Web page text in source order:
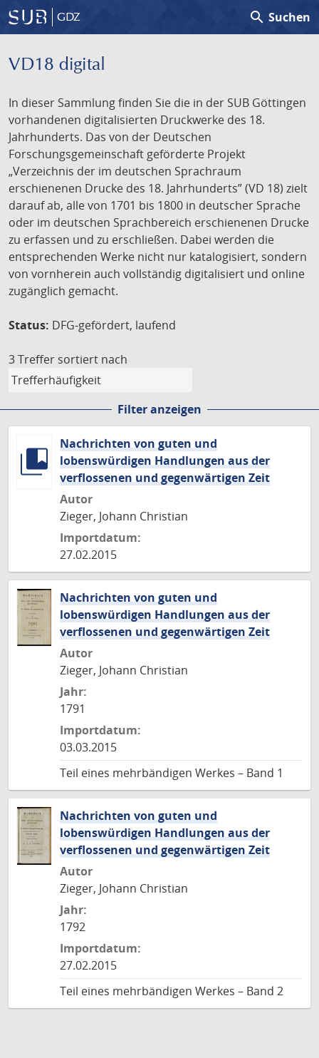
GDZ search Suchen
VD18 digital
In dieser Sammlung finden Sie die in der SUB Göttingen
vorhandenen digitalisierten Druckwerke des 18.
Jahrhunderts. Das von der Deutschen
Forschungsgemeinschaft geförderte Projekt
„Verzeichnis der im deutschen Sprachraum
erschienenen Drucke des 18. Jahrhunderts” (VD 18) zielt
darauf ab, alle von 1701 bis 1800 in deutscher Sprache
oder im deutschen Sprachbereich erschienenen Drucke
zu erfassen und zu erschließen. Dabei werden die
entsprechenden Werke nicht nur katalogisiert, sondern
von vornherein auch vollständig digitalisiert und online
zugänglich gemacht.
Status: DFG-gefördert, laufend
3 Treffer sortiert nach
Filter anzeigen
Nachrichten von guten und
lobenswürdigen Handlungen aus der
verflossenen und gegenwärtigen Zeit
Autor
Zieger, Johann Christian
Importdatum:
27.02.2015
Nachrichten von guten und
lobenswürdigen Handlungen aus der
verflossenen und gegenwärtigen Zeit
Autor
Zieger, Johann Christian
Jahr:
1791
Importdatum:
03.03.2015
Teil eines mehrbändigen Werkes – Band 1
Nachrichten von guten und
lobenswürdigen Handlungen aus der
verflossenen und gegenwärtigen Zeit
Autor
Zieger, Johann Christian
Jahr:
1792
Importdatum:
27.02.2015
Teil eines mehrbändigen Werkes – Band 2